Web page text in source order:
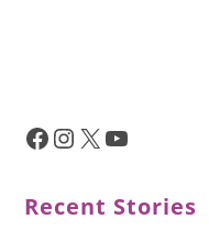
Recent Stories